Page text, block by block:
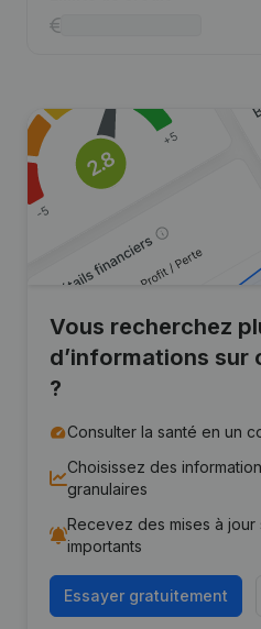
Vous recherchez
d’informations sur
?
Consulter la santé en un
Choisissez des
granulaires
Recevez des mises à
importants
Essayer gratuitement